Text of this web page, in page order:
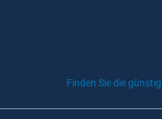
Finden Sie die